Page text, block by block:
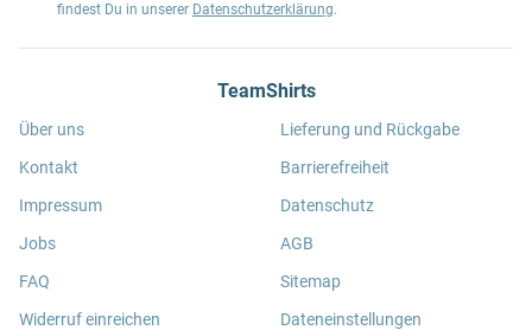
findest Du in unserer Datenschutzerklärung.
TeamShirts
Über uns
Kontakt
Impressum
Jobs
FAQ
Widerruf einreichen
Lieferung und Rückgabe
Barrierefreiheit
Datenschutz
AGB
Sitemap
Dateneinstellungen